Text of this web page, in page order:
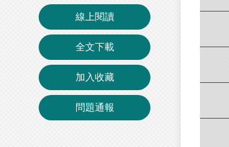
線上閱讀
全文下載
加入收藏
問題通報